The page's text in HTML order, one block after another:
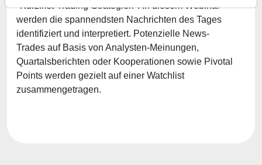
"Kurzfrist-Trading-Strategien". In diesem Webinar
werden die spannendsten Nachrichten des Tages
identifiziert und interpretiert. Potenzielle News-
Trades auf Basis von Analysten-Meinungen,
Quartalsberichten oder Kooperationen sowie Pivotal
Points werden gezielt auf einer Watchlist
zusammengetragen.